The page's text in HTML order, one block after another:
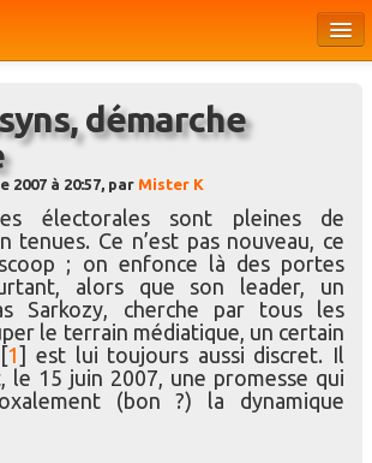
2007 à 20:57, par Mister K
électorales sont pleines de
tenues. Ce n’est pas nouveau, ce
; on enfonce là des portes
alors que son leader, un
Sarkozy, cherche par tous les
le terrain médiatique, un certain
1] est lui toujours aussi discret. Il
le 15 juin 2007, une promesse qui
(bon ?) la dynamique